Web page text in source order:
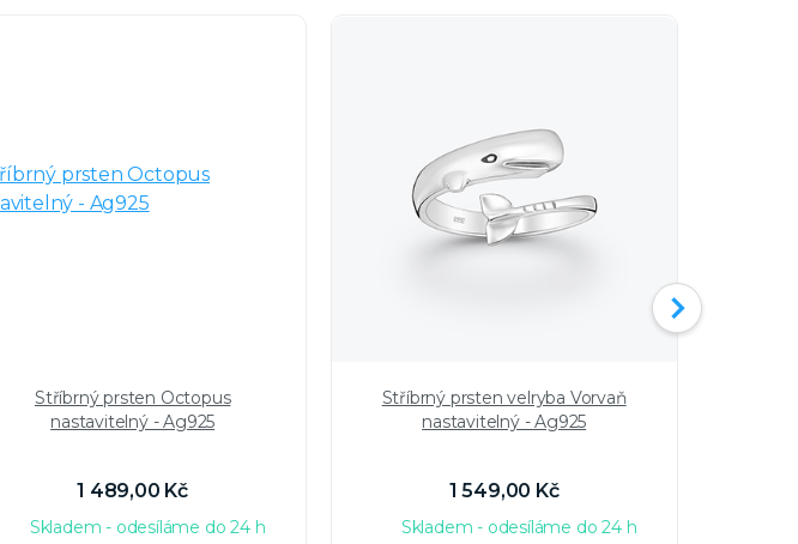
Stříbrný prsten Octopus
nastavitelný - Ag925
1 489,00 Kč
Skladem - odesíláme do 24 h
Stříbrný prsten velryba Vorvaň
nastavitelný - Ag925
1 549,00 Kč
Skladem - odesíláme do 24 h